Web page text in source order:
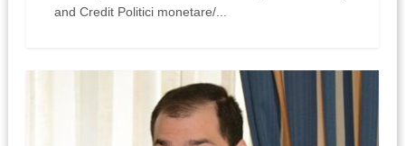
and Credit Politici monetare/...